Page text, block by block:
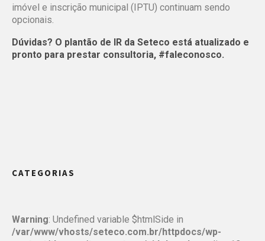
imóvel e inscrição municipal (IPTU) continuam sendo
opcionais.
Dúvidas? O plantão de IR da Seteco está atualizado e
pronto para prestar consultoria, #faleconosco.
CATEGORIAS
Warning: Undefined variable $htmlSide in
/var/www/vhosts/seteco.com.br/httpdocs/wp-